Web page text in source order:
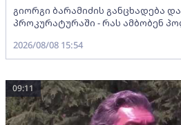
გიორგი ბარამიძის განცხადება
პროკურატურაში - რას ამბობენ
2026/08/08 15:54
09:11